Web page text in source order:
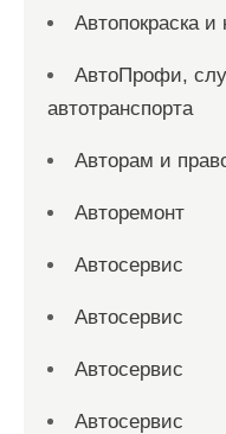
Автопокраска и
АвтоПрофи,
автотранспорта
Авторам и
Авторемонт
Автосервис
Автосервис
Автосервис
Автосервис